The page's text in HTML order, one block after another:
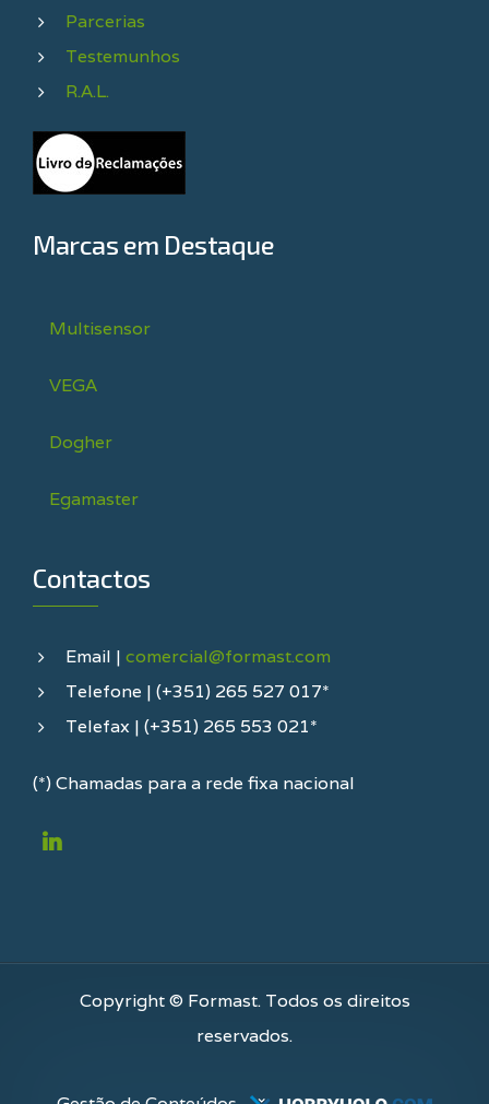
Parcerias
Testemunhos
R.A.L.
Marcas em Destaque
Multisensor
VEGA
Dogher
Egamaster
Contactos
Email | comercial@formast.com
Telefone | (+351) 265 527 017*
Telefax | (+351) 265 553 021*
(*) Chamadas para a rede fixa nacional
Copyright © Formast. Todos os direitos
reservados.